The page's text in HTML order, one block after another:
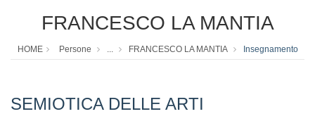
FRANCESCO LA MANTIA
HOME Persone ... FRANCESCO LA MANTIA Insegnamento
SEMIOTICA DELLE ARTI